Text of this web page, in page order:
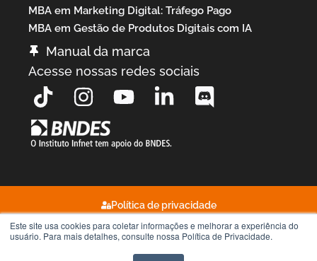
Este site usa cookies para coletar informações e melhorar a experiência do
usuário. Para mais detalhes, consulte nossa Política de Privacidade.
MBA em Marketing Digital: Tráfego Pago
MBA em Gestão de Produtos Digitais com IA
Manual da marca
Acesse nossas redes sociais
Política de privacidade
Termos de uso